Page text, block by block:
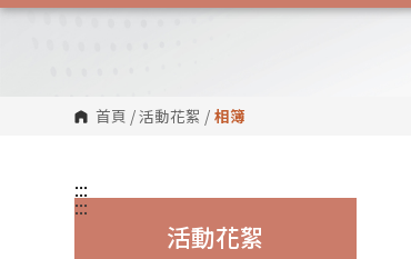
首頁 /活動花絮 / 相簿
:::
活動花絮
:::